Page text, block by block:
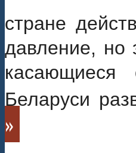
стране
давление, но
Беларуси
»